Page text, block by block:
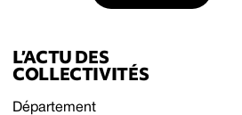
L’ACTU DES
COLLECTIVITÉS
Département